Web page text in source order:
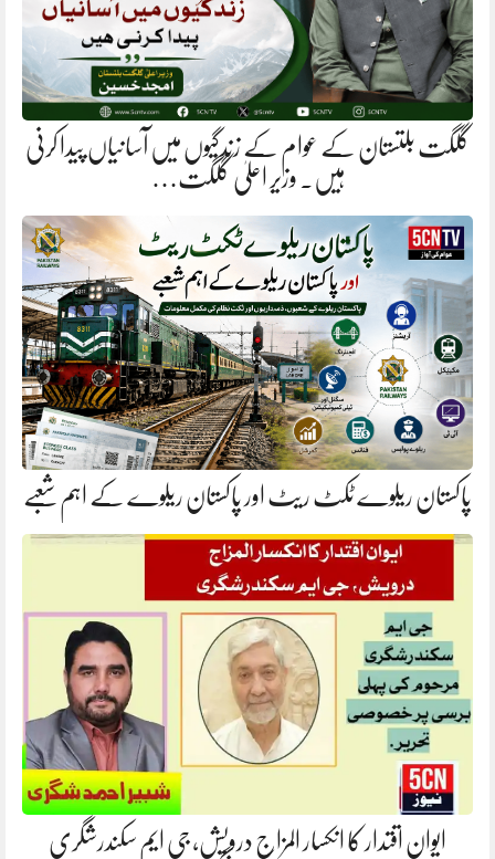
گلگت بلتستان کے عوام کے زندگیوں میں آسانیاں پیدا کرنی
ہیں. وزیر اعلیٰ گلگت…
پاکستان ریلوے ٹکٹ ریٹ اور پاکستان ریلوے کے اہم شعبے
ایوانِ اقتدار کا انکسار المزاج درویش، جی ایم سکندرشگری